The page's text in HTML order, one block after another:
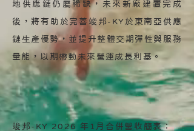
地供應鏈仍屬稀缺，未來新廠建置完成
後，將有助於完善竣邦-KY於東南亞供應
鏈生產優勢，並提升整體交期彈性與服務
量能，以期帶動未來營運成長利基。
竣邦-KY 2026 年1月合併營收簡表：